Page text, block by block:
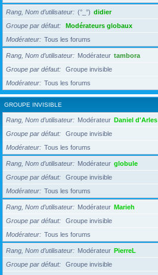
Rang, Nom d’utilisateur (°_°) didier
Groupe par défaut
Modérateurs globaux
Modérateur
Tous les forums
Rang, Nom d’utilisateur Modérateur tambora
Groupe par défaut
Groupe invisible
Modérateur
Tous les forums
GROUPE INVISIBLE
Rang, Nom d’utilisateur Modérateur Daniel d'Arles
Groupe par défaut
Groupe invisible
Modérateur
Tous les forums
Rang, Nom d’utilisateur Modérateur globule
Groupe par défaut
Groupe invisible
Modérateur
Tous les forums
Rang, Nom d’utilisateur Modérateur Marieh
Groupe par défaut
Groupe invisible
Modérateur
Tous les forums
Rang, Nom d’utilisateur Modérateur PierreL
Groupe par défaut
Groupe invisible